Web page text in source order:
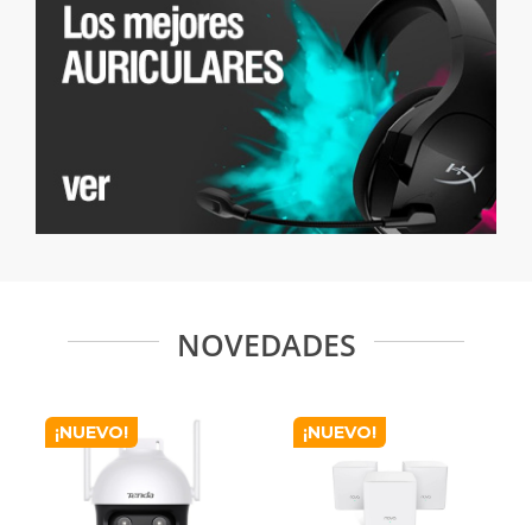
NOVEDADES
¡NUEVO! ¡NUEVO!